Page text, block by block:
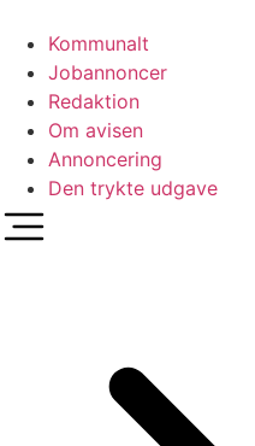
indhold
Kommunalt
Jobannoncer
Redaktion
Om avisen
Annoncering
Den trykte udgave